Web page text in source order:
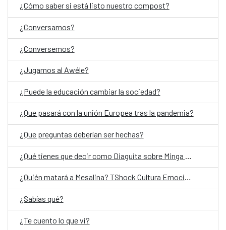
¿Cómo saber si está listo nuestro compost?
¿Conversamos?
¿Conversemos?
¿Jugamos al Awéle?
¿Puede la educación cambiar la sociedad?
¿Que pasará con la unión Europea tras la pandemia?
¿Que preguntas deberían ser hechas?
¿Quién matará a Mesalina? TShock Cultura Emocional- ESP (Entrada liberada)
¿Sabías qué?
¿Te cuento lo que vi?